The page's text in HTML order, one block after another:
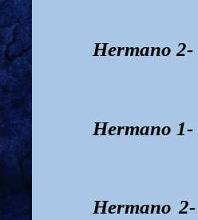
Hermano 2-
Hermano 1-
Hermano 2-